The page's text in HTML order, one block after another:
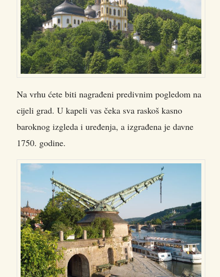
Na vrhu ćete biti nagrađeni predivnim pogledom na
cijeli grad. U kapeli vas čeka sva raskoš kasno
baroknog izgleda i uređenja, a izgrađena je davne
1750. godine.